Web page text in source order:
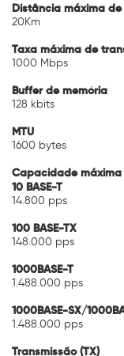
Distância máxima
20Km
Taxa máxima de
1000 Mbps
Buffer de memória
128 kbits
MTU
1600 bytes
Capacidade
10 BASE-T
14.800 pps
100 BASE-TX
148.000 pps
1000BASE-T
1.488.000 pps
1000BASE-SX/
1.488.000 pps
Transmissão (TX)